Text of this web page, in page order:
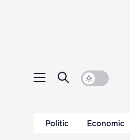
Politic Economic